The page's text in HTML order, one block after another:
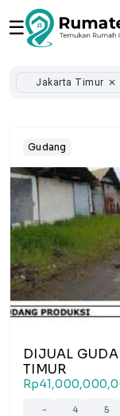
☰
Jakarta Timur close
Gudang
DIJUAL
TIMUR
- 4 5